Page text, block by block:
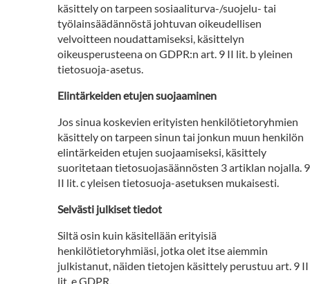
käsittely on tarpeen sosiaaliturva-/suojelu- tai
työlainsäädännöstä johtuvan oikeudellisen
velvoitteen noudattamiseksi, käsittelyn
oikeusperusteena on GDPR:n art. 9 II lit. b yleinen
tietosuoja-asetus.
Elintärkeiden etujen suojaaminen
Jos sinua koskevien erityisten henkilötietoryhmien
käsittely on tarpeen sinun tai jonkun muun henkilön
elintärkeiden etujen suojaamiseksi, käsittely
suoritetaan tietosuojasäännösten 3 artiklan nojalla. 9
II lit. c yleisen tietosuoja-asetuksen mukaisesti.
Selvästi julkiset tiedot
Siltä osin kuin käsitellään erityisiä
henkilötietoryhmiäsi, jotka olet itse aiemmin
julkistanut, näiden tietojen käsittely perustuu art. 9 II
lit. e GDPR.